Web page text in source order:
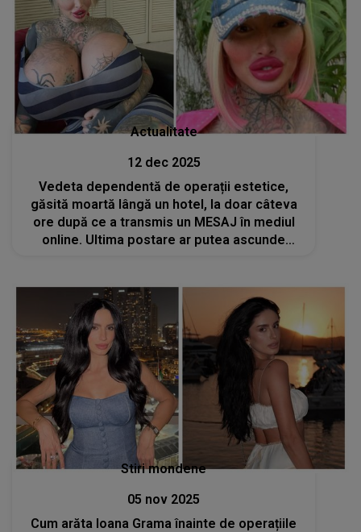
Actualitate
12 dec 2025
Vedeta dependentă de operații estetice,
găsită moartă lângă un hotel, la doar câteva
ore după ce a transmis un MESAJ în mediul
online. Ultima postare ar putea ascunde
Stiri mondene
05 nov 2025
Cum arăta Ioana Grama înainte de operațiile